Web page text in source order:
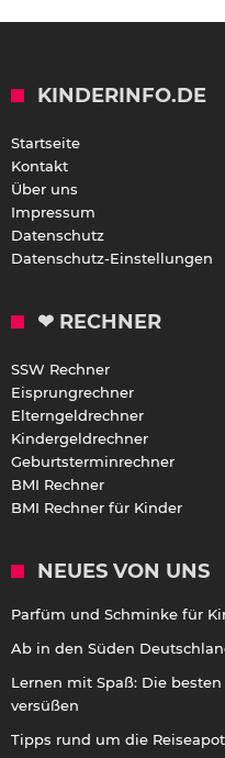
KINDERINFO.DE
Startseite
Kontakt
Über uns
Impressum
Datenschutz
Datenschutz-Einstellungen
❤ RECHNER
SSW Rechner
Eisprungrechner
Elterngeldrechner
Kindergeldrechner
Geburtsterminrechner
BMI Rechner
BMI Rechner für Kinder
NEUES VON UNS
Parfüm und Schminke für
Ab in den Süden
Lernen mit Spaß: Die
versüßen
Tipps rund um die